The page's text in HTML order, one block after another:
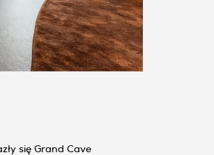
się Grand Cave